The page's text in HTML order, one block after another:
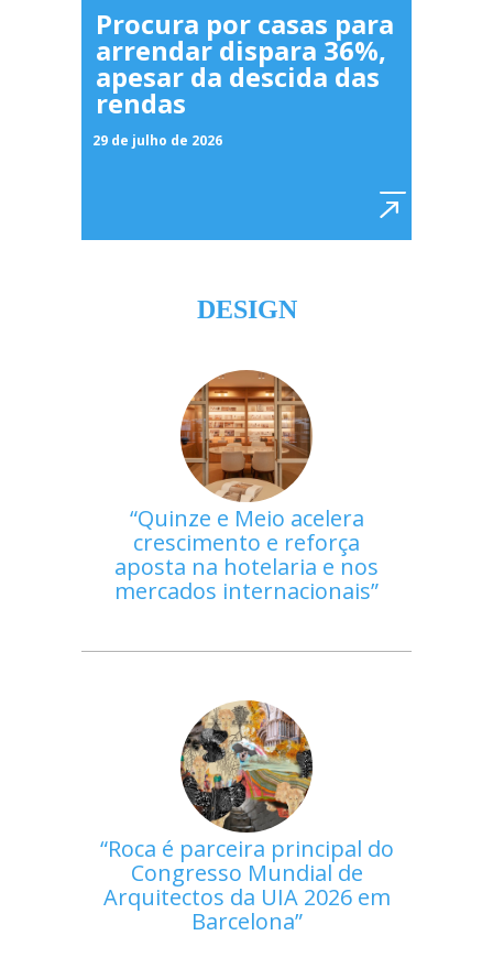
Procura por casas para
arrendar dispara 36%,
apesar da descida das
rendas
29 de julho de 2026
DESIGN
Quinze e Meio acelera
crescimento e reforça
aposta na hotelaria e nos
mercados internacionais
Roca é parceira principal do
Congresso Mundial de
Arquitectos da UIA 2026 em
Barcelona